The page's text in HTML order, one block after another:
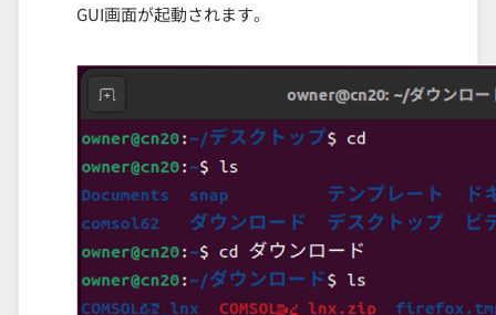
GUI画面が起動されます。